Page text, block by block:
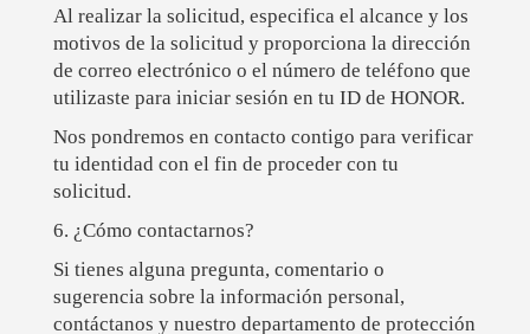
Al realizar la solicitud, especifica el alcance y los
motivos de la solicitud y proporciona la dirección
de correo electrónico o el número de teléfono que
utilizaste para iniciar sesión en tu ID de HONOR.
Nos pondremos en contacto contigo para verificar
tu identidad con el fin de proceder con tu
solicitud.
6. ¿Cómo contactarnos?
Si tienes alguna pregunta, comentario o
sugerencia sobre la información personal,
contáctanos y nuestro departamento de protección